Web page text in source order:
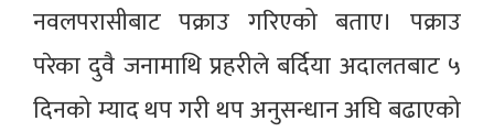
नवलपरासीबाट पक्राउ गरिएको बताए। पक्राउ
परेका दुवै जनामाथि प्रहरीले बर्दिया अदालतबाट ५
दिनको म्याद थप गरी थप अनुसन्धान अघि बढाएको